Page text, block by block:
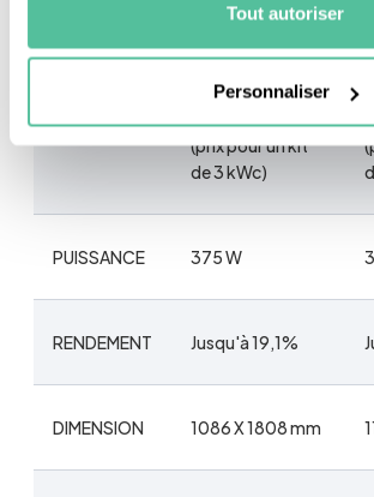
Tout autoriser
Personnaliser
A partir de 250€
A partir de 5
000€
(prix pour un kit
de 3 kWc)
PUISSANCE 375 W
RENDEMENT Jusqu'à 19,1%
DIMENSION 1086 X 1808 mm